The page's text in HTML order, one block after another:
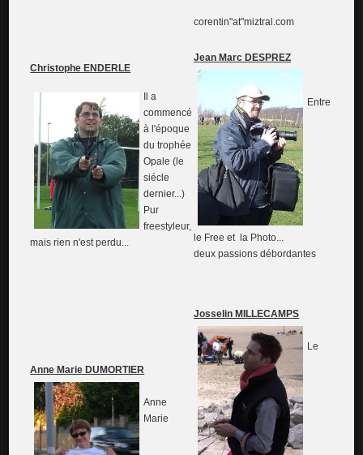
corentin"at"miztral.com
Christophe ENDERLE
Il a
commencé
à l'époque
du trophée
Opale (le
siécle
dernier...)
Pur
freestyleur,
mais rien n'est perdu...
Jean Marc DESPREZ
Entre
le Free et la Photo...
deux passions débordantes
Anne Marie DUMORTIER
Anne
Marie
Josselin MILLECAMPS
Le